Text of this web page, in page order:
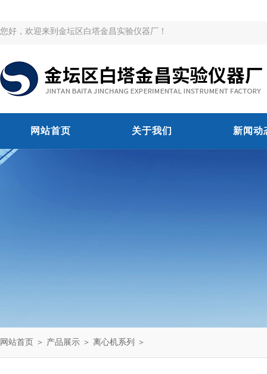
您好，欢迎来到金坛区白塔金昌实验仪器厂！
网站首页 关于我们 新闻动
网站首页 ＞ 产品展示 ＞ 离心机系列 ＞